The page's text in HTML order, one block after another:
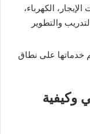
الكهرباء،
والتطوير
خدماتها على نطاق
وكيفية